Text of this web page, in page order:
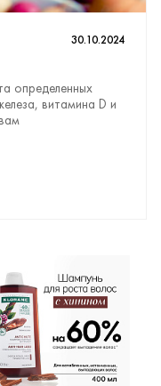
определенных
витамина D и
30.10.2024